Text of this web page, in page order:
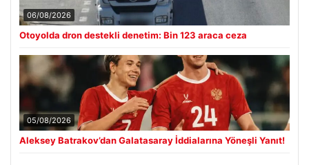
06/08/2026
Otoyolda dron destekli denetim: Bin 123 araca ceza
05/08/2026
Aleksey Batrakov’dan Galatasaray İddialarına Yöneşli Yanıt!